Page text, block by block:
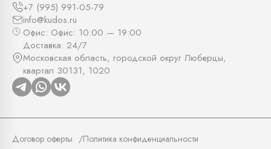
+7 (995) 991-05-79
info@kudos.ru
Офис: Офис: 10:00 — 19:00
Доставка: 24/7
Московская область, городской округ Люберцы,
квартал 30131, 1020
Договор оферты Политика конфиденциальности